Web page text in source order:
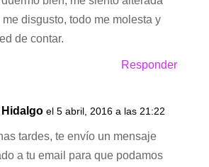
me disgusto, todo me molesta y
de contar.
Responder
el 5 abril, 2016 a las 21:22
tardes, te envío un mensaje
a tu email para que podamos